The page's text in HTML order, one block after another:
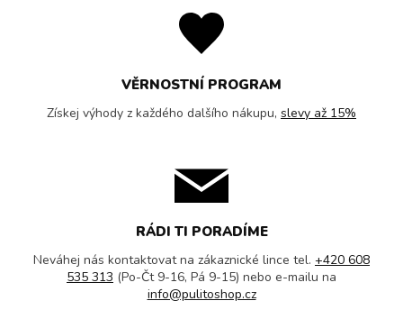
VĚRNOSTNÍ PROGRAM
Získej výhody z každého dalšího nákupu, slevy až 15%
RÁDI TI PORADÍME
Neváhej nás kontaktovat na zákaznické lince tel. +420 608
535 313 (Po-Čt 9-16, Pá 9-15) nebo e-mailu na
info@pulitoshop.cz